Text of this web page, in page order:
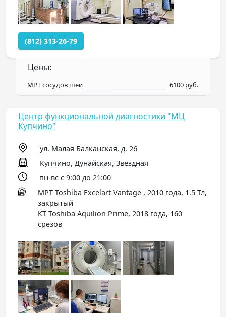
(812) 313-26-79
Цены:
МРТ сосудов шеи 6100 руб.
Центр функциональной диагностики "МЦ
Купчино"
ул. Малая Балканская, д. 26
Купчино, Дунайская, Звездная
пн-вс с 9:00 до 21:00
МРТ Toshiba Excelart Vantage , 2010 года, 1.5 Тл,
закрытый
КТ Toshiba Aquilion Prime, 2018 года, 160
срезов